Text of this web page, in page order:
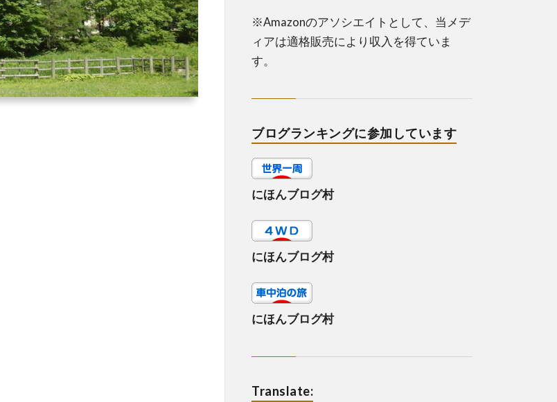
※Amazonのアソシエイトとして、当メデ
ィアは適格販売により収入を得ていま
す。
ブログランキングに参加しています
にほんブログ村
にほんブログ村
にほんブログ村
Translate: